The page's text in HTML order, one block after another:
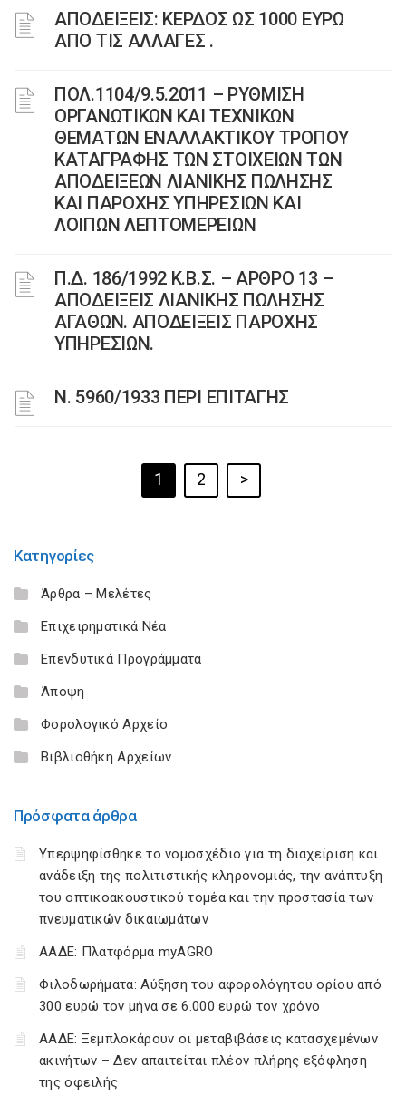
ΑΠΟΔΕΙΞΕΙΣ: ΚΕΡΔΟΣ ΩΣ 1000 ΕΥΡΩ
ΑΠΟ ΤΙΣ ΑΛΛΑΓΕΣ .
ΠΟΛ.1104/9.5.2011 – ΡΥΘΜΙΣΗ
ΟΡΓΑΝΩΤΙΚΩΝ ΚΑΙ ΤΕΧΝΙΚΩΝ
ΘΕΜΑΤΩΝ ΕΝΑΛΛΑΚΤΙΚΟΥ ΤΡΟΠΟΥ
ΚΑΤΑΓΡΑΦΗΣ ΤΩΝ ΣΤΟΙΧΕΙΩΝ ΤΩΝ
ΑΠΟΔΕΙΞΕΩΝ ΛΙΑΝΙΚΗΣ ΠΩΛΗΣΗΣ
ΚΑΙ ΠΑΡΟΧΗΣ ΥΠΗΡΕΣΙΩΝ ΚΑΙ
ΛΟΙΠΩΝ ΛΕΠΤΟΜΕΡΕΙΩΝ
Π.Δ. 186/1992 Κ.Β.Σ. – ΑΡΘΡΟ 13 –
ΑΠΟΔΕΙΞΕΙΣ ΛΙΑΝΙΚΗΣ ΠΩΛΗΣΗΣ
ΑΓΑΘΩΝ. ΑΠΟΔΕΙΞΕΙΣ ΠΑΡΟΧΗΣ
ΥΠΗΡΕΣΙΩΝ.
Ν. 5960/1933 ΠΕΡΙ ΕΠΙΤΑΓΗΣ
1 2 >
Κατηγορίες
Άρθρα – Μελέτες
Επιχειρηματικά Νέα
Επενδυτικά Προγράμματα
Άποψη
Φορολογικό Αρχείο
Βιβλιοθήκη Αρχείων
Πρόσφατα άρθρα
Υπερψηφίσθηκε το νομοσχέδιο για τη διαχείριση και
ανάδειξη της πολιτιστικής κληρονομιάς, την ανάπτυξη
του οπτικοακουστικού τομέα και την προστασία των
πνευματικών δικαιωμάτων
ΑΑΔΕ: Πλατφόρμα myAGRO
Φιλοδωρήματα: Αύξηση του αφορολόγητου ορίου από
300 ευρώ τον μήνα σε 6.000 ευρώ τον χρόνο
ΑΑΔΕ: Ξεμπλοκάρουν οι μεταβιβάσεις κατασχεμένων
ακινήτων – Δεν απαιτείται πλέον πλήρης εξόφληση
της οφειλής